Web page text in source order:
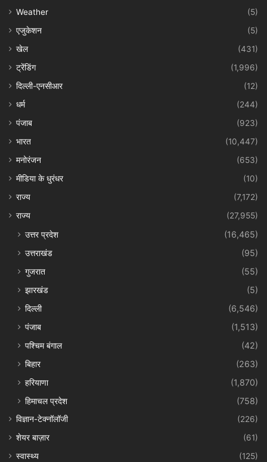
Weather
(5)
एजुकेशन
(5)
खेल
(431)
ट्रेंडिंग
(1,996)
दिल्ली-एनसीआर
(12)
धर्म
(244)
पंजाब
(923)
भारत
(10,447)
मनोरंजन
(653)
मीडिया के धुरंधर
(10)
राज्य
(7,172)
राज्य
(27,955)
उत्तर प्रदेश
(16,465)
उत्तराखंड
(95)
गुजरात
(55)
झारखंड
(5)
दिल्ली
(6,546)
पंजाब
(1,513)
पश्चिम बंगाल
(42)
बिहार
(263)
हरियाणा
(1,870)
हिमाचल प्रदेश
(758)
विज्ञान-टेक्नॉलॉजी
(226)
शेयर बाज़ार
(61)
स्वास्थ्य
(125)